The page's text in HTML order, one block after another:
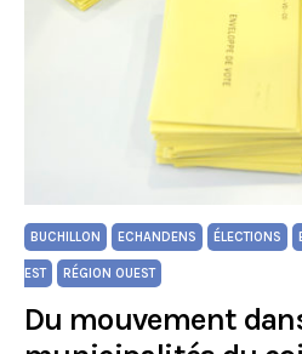
BUCHILLON ECHANDENS ÉLECTIONS
EST RÉGION OUEST
Du mouvement